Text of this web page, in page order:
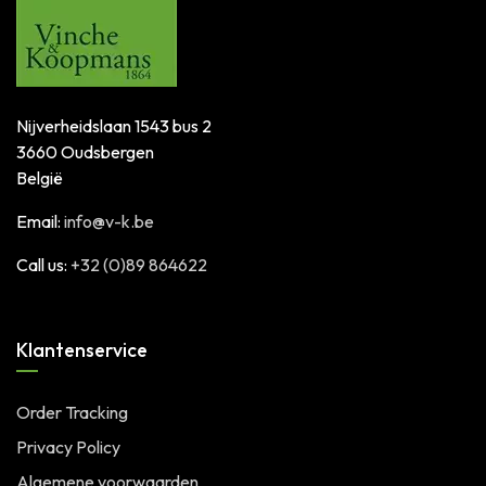
Nijverheidslaan 1543 bus 2
3660 Oudsbergen
België
Email: info@v-k.be
Call us: +32 (0)89 864622
Klantenservice
Order Tracking
Privacy Policy